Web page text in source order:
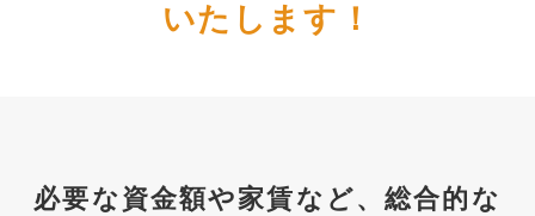
いたします！
必要な資金額や家賃など、総合的な